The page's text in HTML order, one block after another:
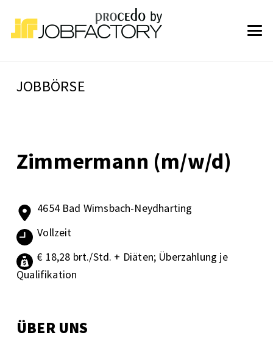
JOBBÖRSE
Zimmermann (m/w/d)
4654 Bad Wimsbach-Neydharting
Vollzeit
€ 18,28 brt./Std. + Diäten; Überzahlung je
Qualifikation
ÜBER UNS